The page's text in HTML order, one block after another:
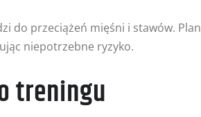
do przeciążeń mięśni i stawów. Plan
niepotrzebne ryzyko.
treningu